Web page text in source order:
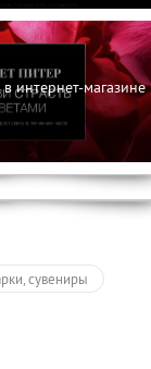
интернет-магазине
сувениры